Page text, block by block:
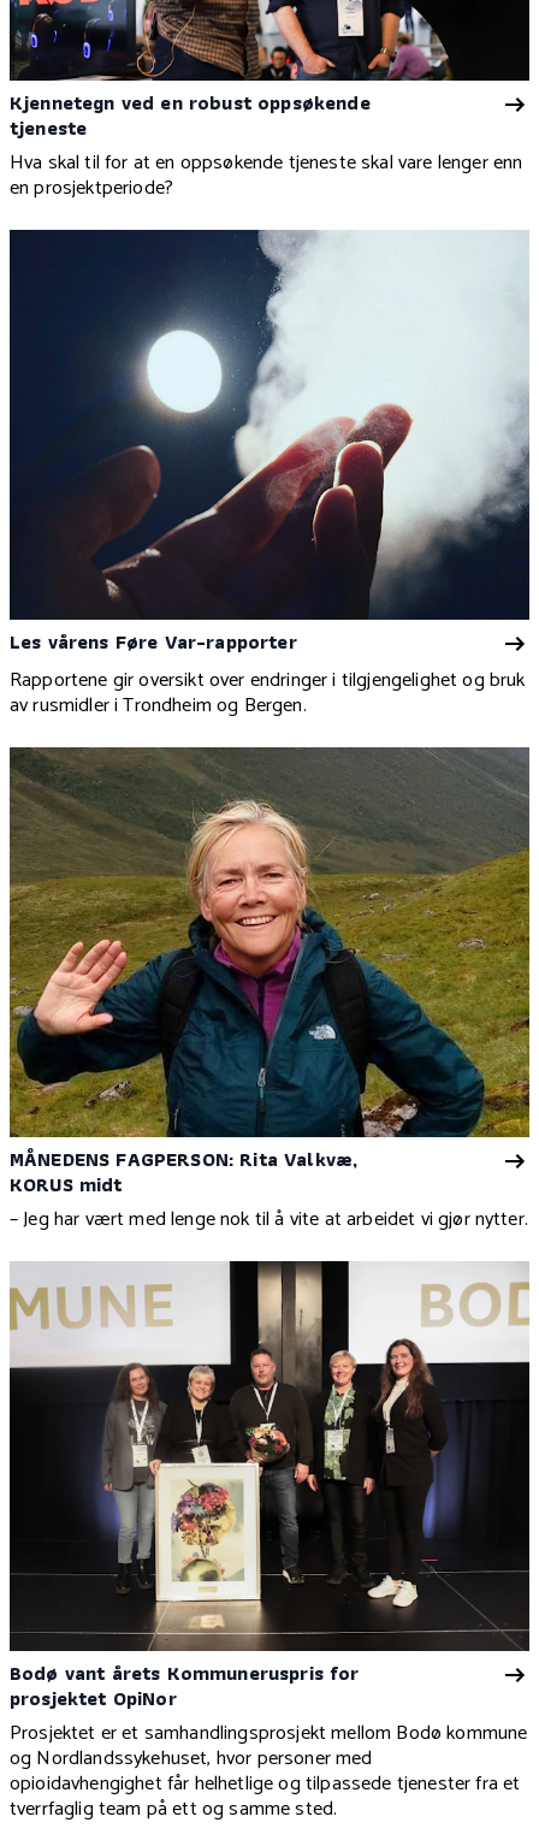
Kjennetegn ved en robust oppsøkende
tjeneste
Hva skal til for at en oppsøkende tjeneste skal vare lenger enn
en prosjektperiode?
Les vårens Føre Var-rapporter
Rapportene gir oversikt over endringer i tilgjengelighet og bruk
av rusmidler i Trondheim og Bergen.
MÅNEDENS FAGPERSON: Rita Valkvæ,
KORUS midt
– Jeg har vært med lenge nok til å vite at arbeidet vi gjør nytter.
Bodø vant årets Kommuneruspris for
prosjektet OpiNor
Prosjektet er et samhandlingsprosjekt mellom Bodø kommune
og Nordlandssykehuset, hvor personer med
opioidavhengighet får helhetlige og tilpassede tjenester fra et
tverrfaglig team på ett og samme sted.